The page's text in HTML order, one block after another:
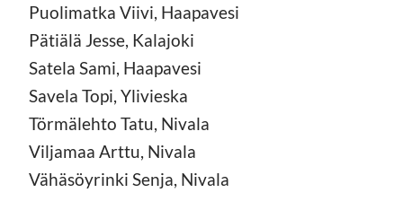
Puolimatka Viivi, Haapavesi
Pätiälä Jesse, Kalajoki
Satela Sami, Haapavesi
Savela Topi, Ylivieska
Törmälehto Tatu, Nivala
Viljamaa Arttu, Nivala
Vähäsöyrinki Senja, Nivala